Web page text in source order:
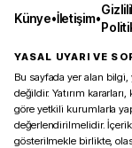
Künye•İletişim•
YASAL UYARI VE
Bu sayfada yer alan bilgi,
değildir. Yatırım
göre yetkili kurumlarla
değerlendirilmelidir.
gösterilmekle birlikte,